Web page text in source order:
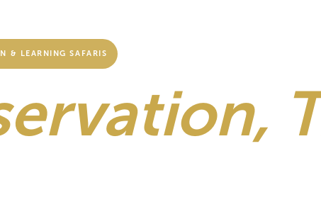
& LEARNING SAFARIS